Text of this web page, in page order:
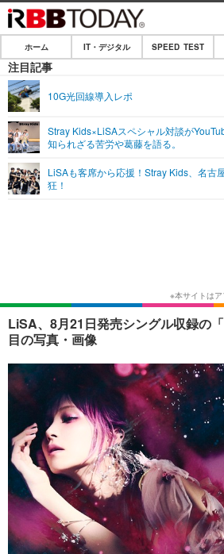
ホーム
IT・デジタル
ネタ
ショッピング
SPEED TEST
エンタメ
エンタメTOP
ショッピング
ライフ
ホーム IT・デジタル SPEED TEST
注目記事
10G光回線導入レポ
Stray Kids×LiSAスペシャル対談が
知られざる苦労や葛藤を語る。
LiSAも客席から応援！Stray Kids、名古
狂！
LiSA、8月21日発売シングル収録の
目の写真・画像